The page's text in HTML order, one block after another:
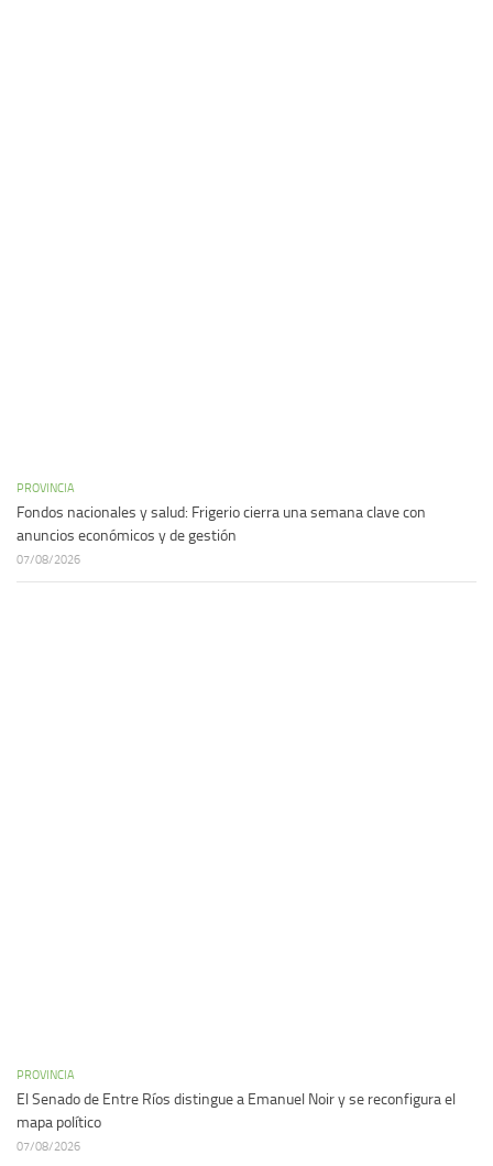
PROVINCIA
Fondos nacionales y salud: Frigerio cierra una semana clave con
anuncios económicos y de gestión
07/08/2026
PROVINCIA
El Senado de Entre Ríos distingue a Emanuel Noir y se reconfigura el
mapa político
07/08/2026